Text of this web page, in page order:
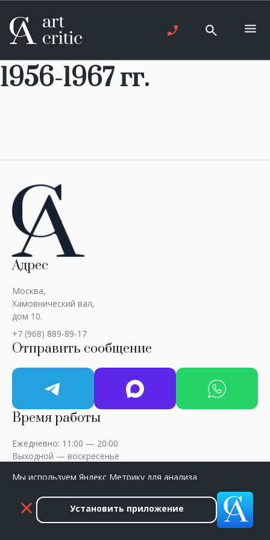
1956-1967 гг.
Адрес
Москва,
Хамовнический вал,
дом 10.
+7 (968) 889-89-17
Отправить сообщение
Время работы
Ежедневно: 11:00 — 20:00
Выходной — воскресенье
ART-CRITIC © 2018 - 2026 / Все права защищены
Установить приложение
Мы используем Яндекс Метрику для анализа
разрешить сбор данных.